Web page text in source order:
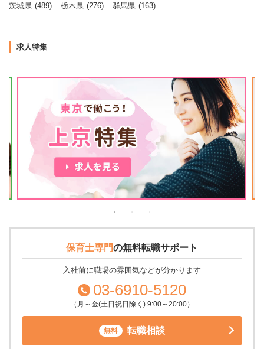
茨城県 (489) 栃木県 (276) 群馬県 (163)
求人特集
保育士専門の無料転職サポート
入社前に職場の雰囲気などが分かります
03-6910-5120
（月～金(土日祝日除く) 9:00～20:00）
無料 転職相談